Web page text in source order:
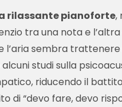
rilassante pianoforte,
tra una nota e
l’aria sembra trattenere
studi sulla
riducendo il
di “devo fare, devo